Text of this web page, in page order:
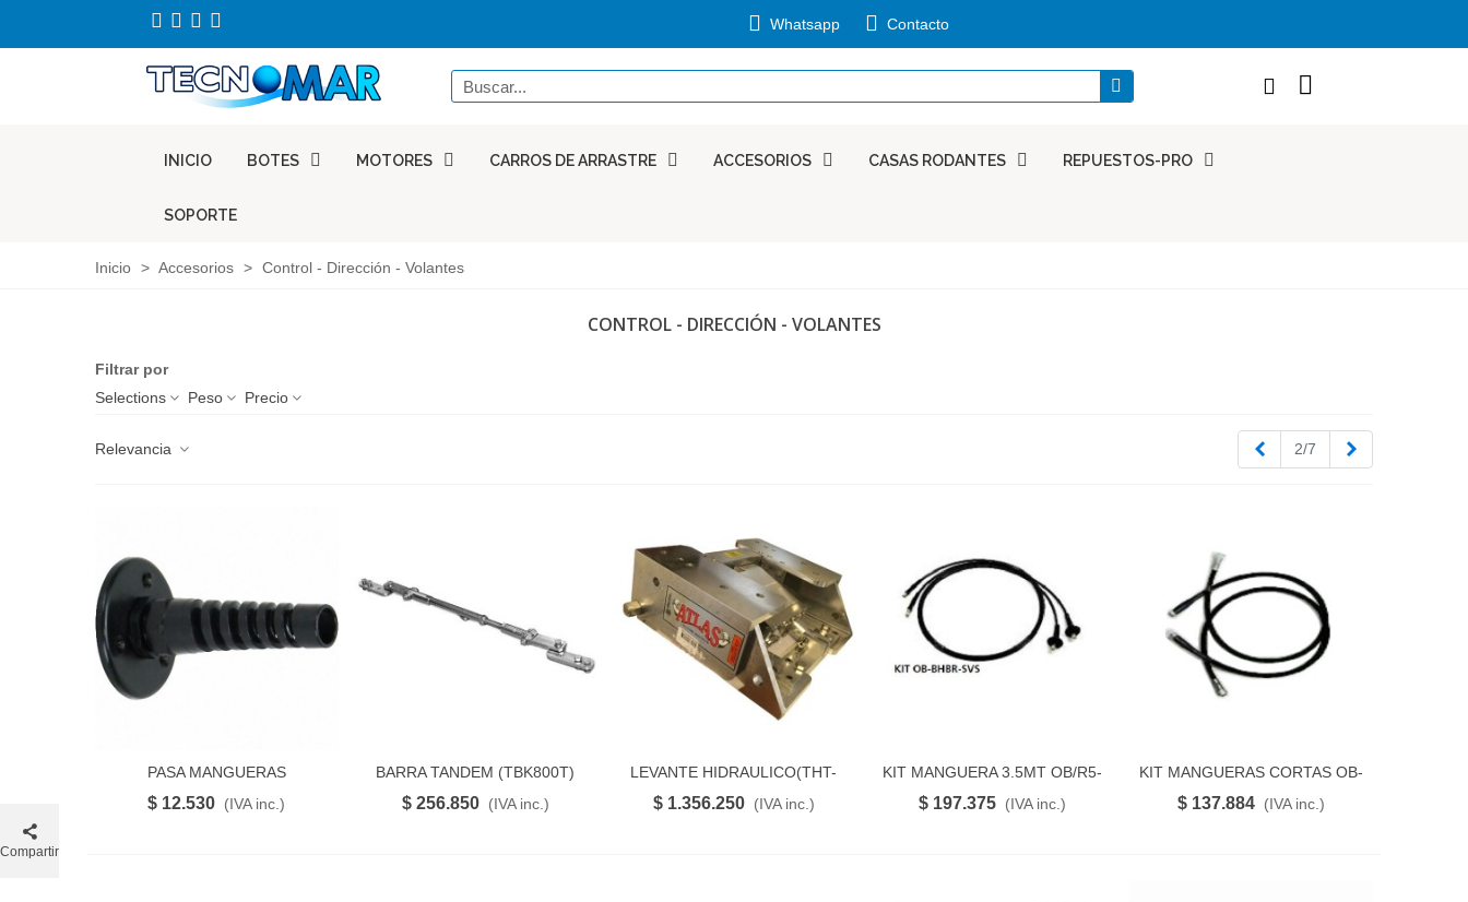
Whatsapp Contacto
INICIO BOTES MOTORES CARROS DE ARRASTRE ACCESORIOS CASAS RODANTES REPUESTOS-PRO
SOPORTE
Inicio > Accesorios > Control - Dirección - Volantes
CONTROL - DIRECCIÓN - VOLANTES
Filtrar por
Selections
Peso Precio
Relevancia Anterior
2/7
FAVORITO
PASA MANGUERAS
HIDRAULICO(BMK16)
$ 12.530 (IVA inc.)
FAVORITO
BARRA TANDEM (TBK800T)
$ 256.850 (IVA inc.)
FAVORITO
LEVANTE HIDRAULICO(THT-
130CGK-DP)
$ 1.356.250 (IVA inc.)
FAVORITO
KIT MANGUERA 3.5MT OB/R5-
35
$ 197.375 (IVA inc.)
FAVORITO
KIT MANGUERAS CORTAS OB-
2C-07
$ 137.884 (IVA inc.)
Compartir